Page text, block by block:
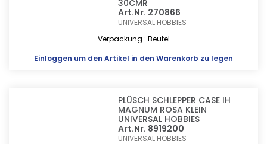
30CMR
Art.Nr. 270866
UNIVERSAL HOBBIES
Verpackung : Beutel
Einloggen um den Artikel in den Warenkorb zu legen
PLÜSCH SCHLEPPER CASE IH
MAGNUM ROSA KLEIN
UNIVERSAL HOBBIES
Art.Nr. 8919200
UNIVERSAL HOBBIES